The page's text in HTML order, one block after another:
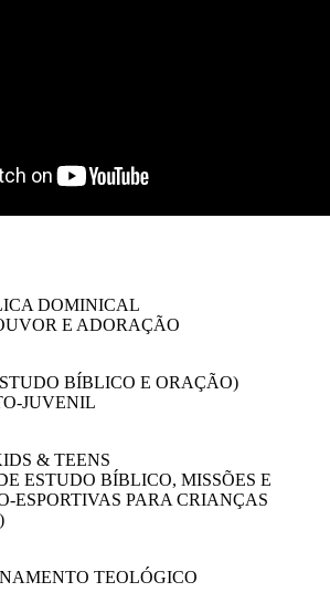
DOMINICAL
E ADORAÇÃO
BÍBLICO E ORAÇÃO)
JUVENIL
& TEENS
ESTUDO BÍBLICO, MISSÕES E
ESPORTIVAS PARA CRIANÇAS
TEOLÓGICO